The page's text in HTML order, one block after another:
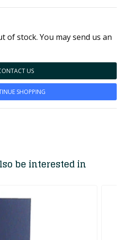
of stock. You may send us an
US
SHOPPING
be interested in